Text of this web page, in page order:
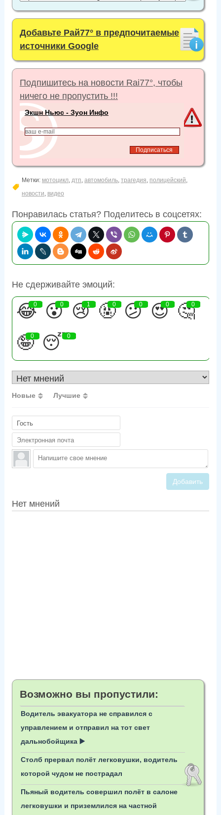
Добавьте Рай77° в предпочитаемые
источники Google
Подпишитесь на новости Rai77°, чтобы
ничего не пропустить !!!
Экшн Ньюс - Зуон Инфо
Метки: мотоцикл, дтп, автомобиль, трагедия, полицейский,
новости, видео
Понравилась статья? Поделитесь в соцсетях:
Не сдерживайте эмоций:
😂
0 😮
0 😢
1 🤬
0 😕
0 😍
0 🤔
0
🤪
0 😴
0
Новые Лучшие
Добавить
Нет мнений
Возможно вы пропустили:
Водитель эвакуатора не справился с
управлением и отправил на тот свет
дальнобойщика ▶️
Столб прервал полёт легковушки, водитель
которой чудом не пострадал
Пьяный водитель совершил полёт в салоне
легковушки и приземлился на частной